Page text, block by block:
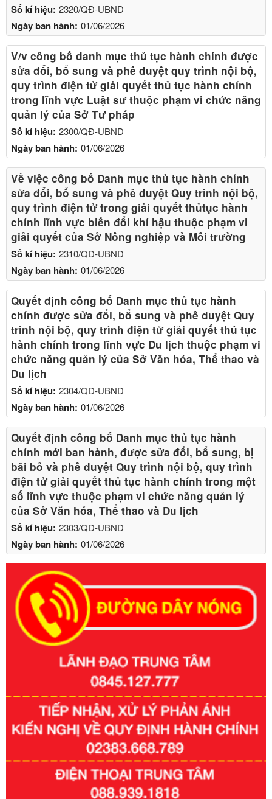
Số kí hiệu: 2320/QĐ-UBND
Ngày ban hành: 01/06/2026
Số kí hiệu: 2300/QĐ-UBND
Ngày ban hành: 01/06/2026
V/v công bố danh mục thủ tục hành chính được
sửa đổi, bổ sung và phê duyệt quy trình nội bộ,
quy trình điện tử giải quyết thủ tục hành chính
trong lĩnh vực Luật sư thuộc phạm vi chức năng
quản lý của Sở Tư pháp
Số kí hiệu: 2310/QĐ-UBND
Ngày ban hành: 01/06/2026
Về việc công bố Danh mục thủ tục hành chính
sửa đổi, bổ sung và phê duyệt Quy trình nội bộ,
quy trình điện tử trong giải quyết thủtục hành
chính lĩnh vực biến đổi khí hậu thuộc phạm vi
giải quyết của Sở Nông nghiệp và Môi trường
Số kí hiệu: 2304/QĐ-UBND
Ngày ban hành: 01/06/2026
Quyết định công bố Danh mục thủ tục hành
chính được sửa đổi, bổ sung và phê duyệt Quy
trình nội bộ, quy trình điện tử giải quyết thủ tục
hành chính trong lĩnh vực Du lịch thuộc phạm vi
chức năng quản lý của Sở Văn hóa, Thể thao và
Du lịch
Số kí hiệu: 2303/QĐ-UBND
Ngày ban hành: 01/06/2026
Quyết định công bố Danh mục thủ tục hành
chính mới ban hành, được sửa đổi, bổ sung, bị
bãi bỏ và phê duyệt Quy trình nội bộ, quy trình
điện tử giải quyết thủ tục hành chính trong một
số lĩnh vực thuộc phạm vi chức năng quản lý
của Sở Văn hóa, Thể thao và Du lịch